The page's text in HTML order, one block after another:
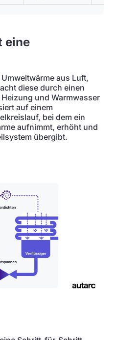
eine
aus Luft,
diese durch einen
und Warmwasser
auf einem
bei dem ein
aufnimmt, erhöht und
übergibt.